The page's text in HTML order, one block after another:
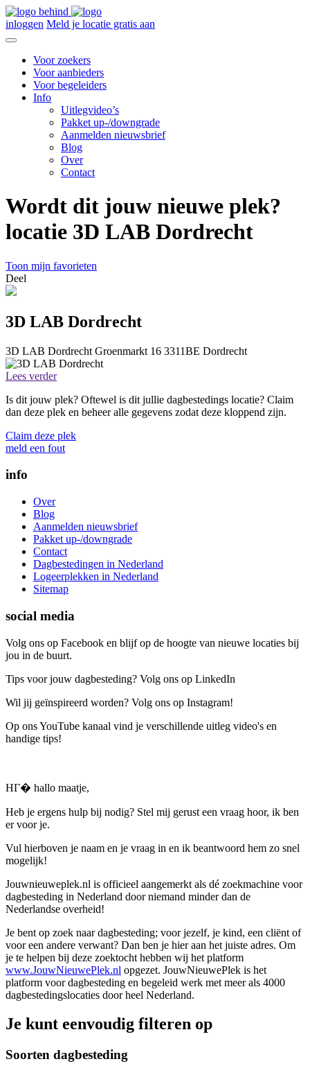
inloggen Meld je locatie gratis aan
Voor zoekers
Voor aanbieders
Voor begeleiders
Info
Uitlegvideo’s
Pakket up-/downgrade
Aanmelden nieuwsbrief
Blog
Over
Contact
Wordt dit jouw nieuwe plek?
locatie 3D LAB Dordrecht
Toon mijn favorieten
Deel
3D LAB Dordrecht
3D LAB Dordrecht Groenmarkt 16 3311BE Dordrecht
Lees verder
Is dit jouw plek? Oftewel is dit jullie dagbestedings locatie? Claim
dan deze plek en beheer alle gegevens zodat deze kloppend zijn.
Claim deze plek
meld een fout
info
Over
Blog
Aanmelden nieuwsbrief
Pakket up-/downgrade
Contact
Dagbestedingen in Nederland
Logeerplekken in Nederland
Sitemap
social media
Volg ons op Facebook en blijf op de hoogte van nieuwe locaties bij
jou in de buurt.
Tips voor jouw dagbesteding? Volg ons op LinkedIn
Wil jij geïnspireerd worden? Volg ons op Instagram!
Op ons YouTube kanaal vind je verschillende uitleg video's en
handige tips!
HГ� hallo maatje,
Heb je ergens hulp bij nodig? Stel mij gerust een vraag hoor, ik ben
er voor je.
Vul hierboven je naam en je vraag in en ik beantwoord hem zo snel
mogelijk!
Jouwnieuweplek.nl is officieel aangemerkt als dé zoekmachine voor
dagbesteding in Nederland door niemand minder dan de
Nederlandse overheid!
Je bent op zoek naar dagbesteding; voor jezelf, je kind, een cliënt of
voor een andere verwant? Dan ben je hier aan het juiste adres. Om
je te helpen bij deze zoektocht hebben wij het platform
www.JouwNieuwePlek.nl opgezet. JouwNieuwePlek is het
platform voor dagbesteding en begeleid werk met meer als 4000
dagbestedingslocaties door heel Nederland.
Je kunt eenvoudig filteren op
Soorten dagbesteding